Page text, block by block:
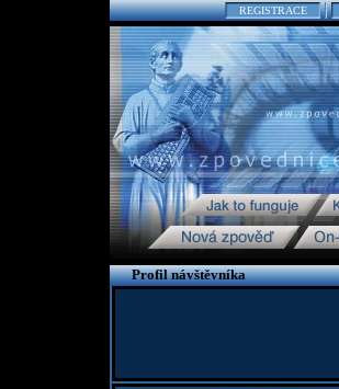
REGISTRACE
Profil návštěvníka